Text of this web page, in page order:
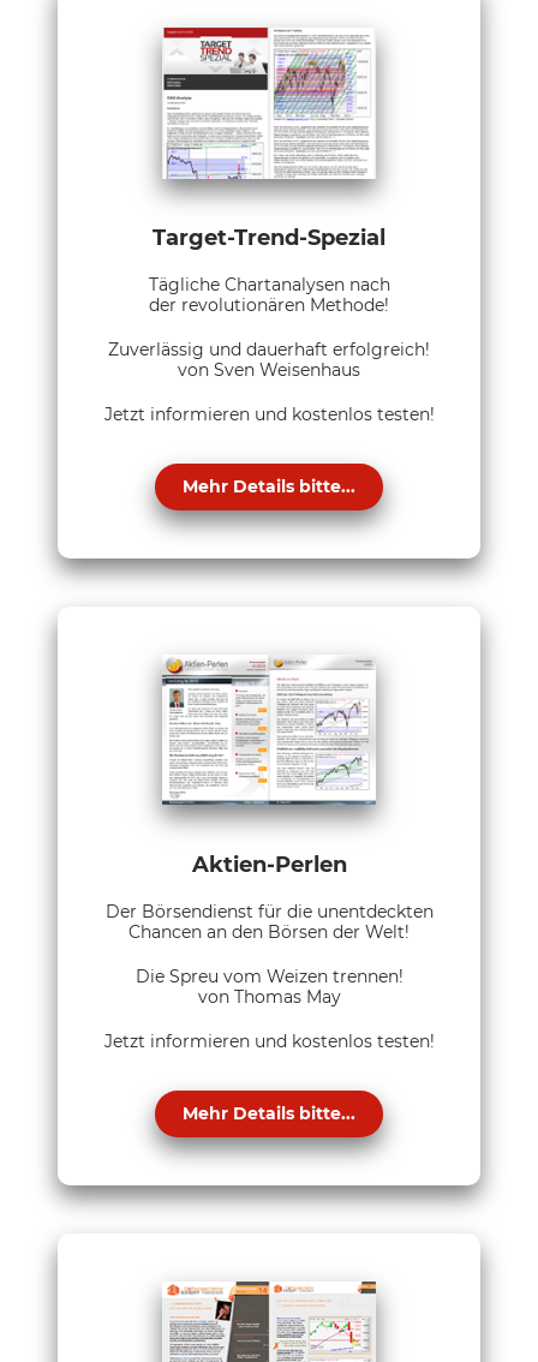
Target-Trend-Spezial
Tägliche Chartanalysen nach
der revolutionären Methode!
Zuverlässig und dauerhaft erfolgreich!
von Sven Weisenhaus
Jetzt informieren und kostenlos testen!
Mehr Details bitte...
Aktien-Perlen
Der Börsendienst für die unentdeckten
Chancen an den Börsen der Welt!
Die Spreu vom Weizen trennen!
von Thomas May
Jetzt informieren und kostenlos testen!
Mehr Details bitte...